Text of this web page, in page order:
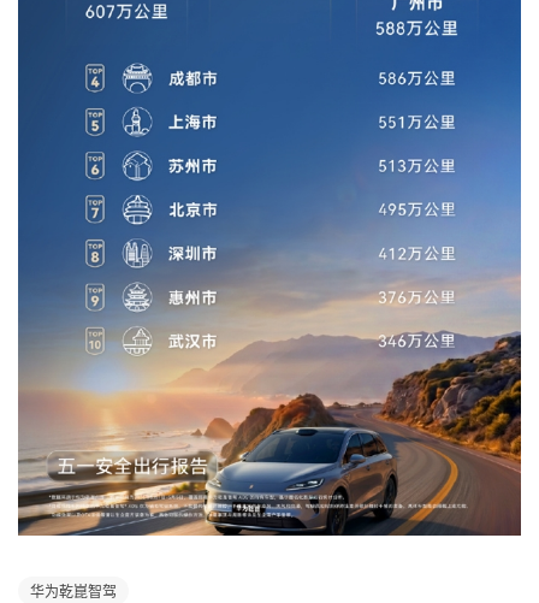
华为乾崑智驾